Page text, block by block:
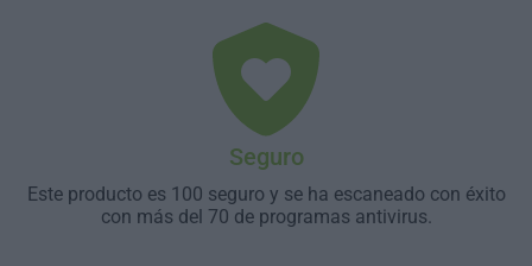
Seguro
Este producto es 100 seguro y se ha escaneado con éxito
con más del 70 de programas antivirus.